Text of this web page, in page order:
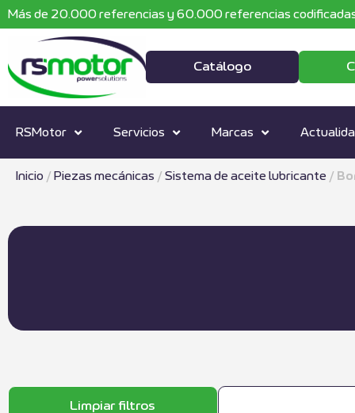
Más de 20.000 referencias y 60.000 referencias
Catálogo
RSMotor Servicios Marcas
Inicio / Piezas mecánicas / Sistema de aceite lubricante /
Limpiar filtros